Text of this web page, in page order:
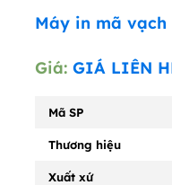
Máy in mã vạch
Giá: GIÁ LIÊN
Mã SP
Thương hiệu
Xuất xứ